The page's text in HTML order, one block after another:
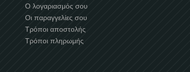
Ο λογαριασμός σου
Οι παραγγελίες σου
Τρόποι αποστολής
Τρόποι πληρωμής